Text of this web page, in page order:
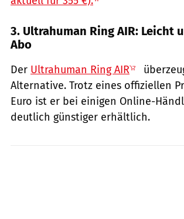
3. Ultrahuman Ring AIR: Leicht
Abo
Der Ultrahuman Ring AIR
Alternative. Trotz eines offiziellen
Euro ist er bei einigen Online-
deutlich günstiger erhältlich.